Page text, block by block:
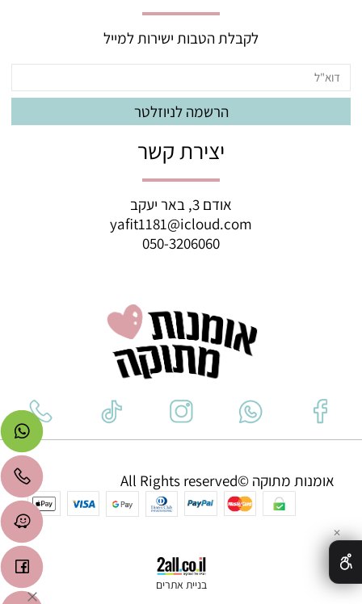
לקבלת הטבות ישירות למייל
יצירת קשר
אודם 3, באר יעקב
yafit1181@icloud.com
050-3206060
אומנות מתוקה ©All Rights reserved
בניית אתרים
✕